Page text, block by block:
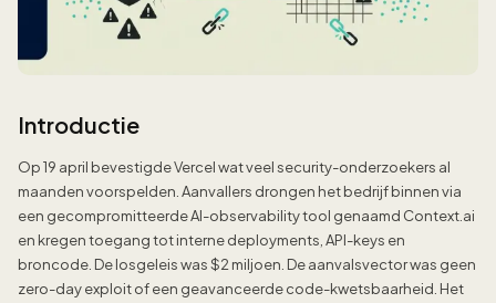
Introductie
Op 19 april bevestigde Vercel wat veel security-onderzoekers al
maanden voorspelden. Aanvallers drongen het bedrijf binnen via
een gecompromitteerde AI-observability tool genaamd Context.ai
en kregen toegang tot interne deployments, API-keys en
broncode. De losgeleis was $2 miljoen. De aanvalsvector was geen
zero-day exploit of een geavanceerde code-kwetsbaarheid. Het